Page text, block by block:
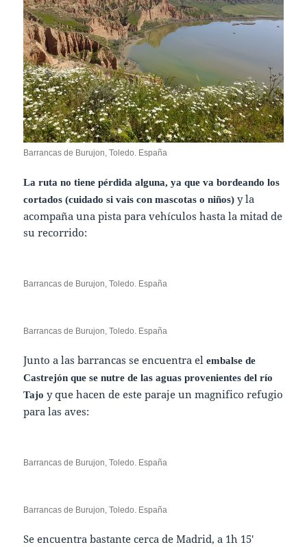
Barrancas de Burujon, Toledo. España
La ruta no tiene pérdida alguna, ya que va bordeando los
cortados (cuidado si vais con mascotas o niños) y la
acompaña una pista para vehículos hasta la mitad de
su recorrido:
Barrancas de Burujon, Toledo. España
Barrancas de Burujon, Toledo. España
Junto a las barrancas se encuentra elembalse de
Castrejón que se nutre de las aguas provenientes del río
Tajo y que hacen de este paraje un magnifico refugio
para las aves:
Barrancas de Burujon, Toledo. España
Barrancas de Burujon, Toledo. España
Se encuentra bastante cerca de Madrid, a 1h 15′